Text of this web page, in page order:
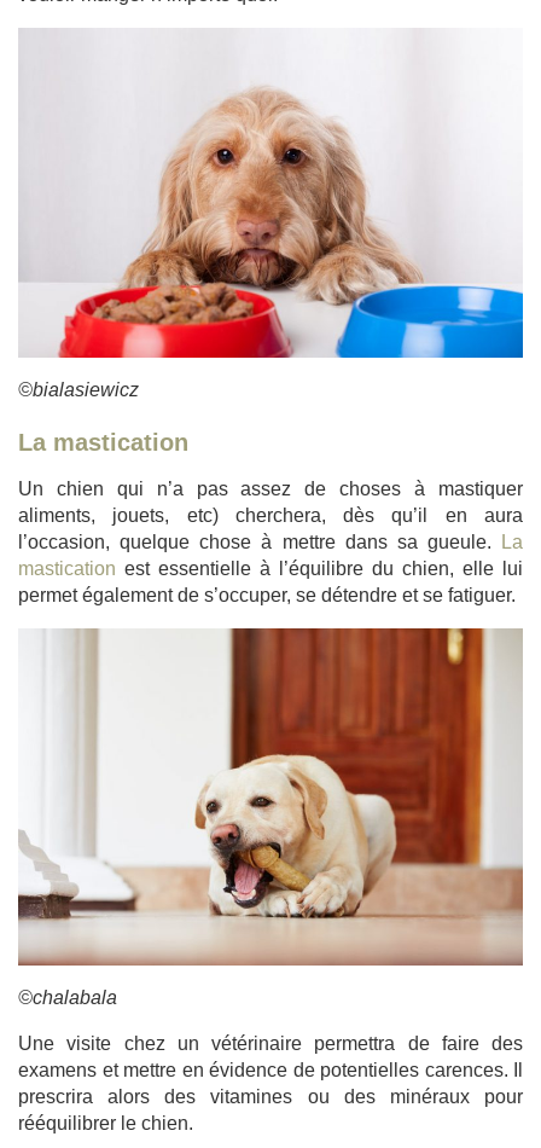
©bialasiewicz
La mastication
Un chien qui n’a pas assez de choses à mastiquer
aliments, jouets, etc) cherchera, dès qu’il en aura
l’occasion, quelque chose à mettre dans sa gueule.
La
mastication est essentielle à l’équilibre du chien, elle lui
permet également de s’occuper, se détendre et se fatiguer.
©chalabala
Une visite chez un vétérinaire permettra de faire des
examens et mettre en évidence de potentielles carences. Il
prescrira alors des vitamines ou des minéraux pour
rééquilibrer le chien.